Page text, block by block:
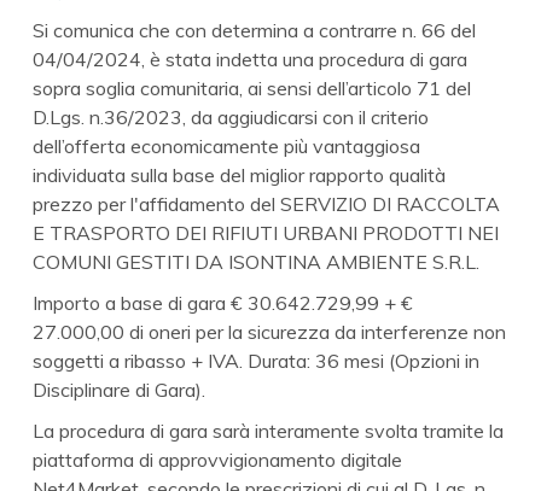
Si comunica che con determina a contrarre n. 66 del
04/04/2024, è stata indetta una procedura di gara
sopra soglia comunitaria, ai sensi dell’articolo 71 del
D.Lgs. n.36/2023, da aggiudicarsi con il criterio
dell’offerta economicamente più vantaggiosa
individuata sulla base del miglior rapporto qualità
prezzo per l'affidamento del SERVIZIO DI RACCOLTA
E TRASPORTO DEI RIFIUTI URBANI PRODOTTI NEI
COMUNI GESTITI DA ISONTINA AMBIENTE S.R.L.
Importo a base di gara € 30.642.729,99 + €
27.000,00 di oneri per la sicurezza da interferenze non
soggetti a ribasso + IVA. Durata: 36 mesi (Opzioni in
Disciplinare di Gara).
La procedura di gara sarà interamente svolta tramite la
piattaforma di approvvigionamento digitale